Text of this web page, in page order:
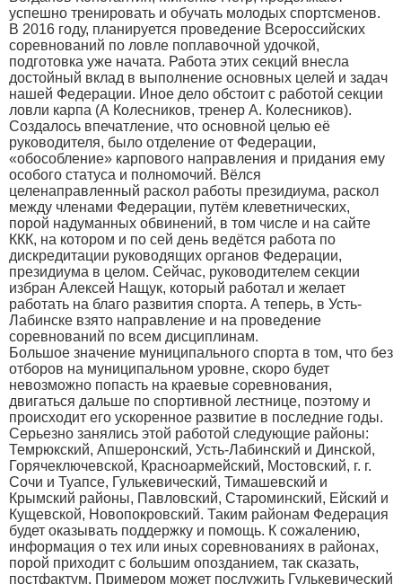
успешно тренировать и обучать молодых спортсменов.
В 2016 году, планируется проведение Всероссийских
соревнований по ловле поплавочной удочкой,
подготовка уже начата. Работа этих секций внесла
достойный вклад в выполнение основных целей и задач
нашей Федерации. Иное дело обстоит с работой секции
ловли карпа (А Колесников, тренер А. Колесников).
Создалось впечатление, что основной целью её
руководителя, было отделение от Федерации,
«обособление» карпового направления и придания ему
особого статуса и полномочий. Вёлся
целенаправленный раскол работы президиума, раскол
между членами Федерации, путём клеветнических,
порой надуманных обвинений, в том числе и на сайте
ККК, на котором и по сей день ведётся работа по
дискредитации руководящих органов Федерации,
президиума в целом. Сейчас, руководителем секции
избран Алексей Нащук, который работал и желает
работать на благо развития спорта. А теперь, в Усть-
Лабинске взято направление и на проведение
соревнований по всем дисциплинам.
Большое значение муниципального спорта в том, что без
отборов на муниципальном уровне, скоро будет
невозможно попасть на краевые соревнования,
двигаться дальше по спортивной лестнице, поэтому и
происходит его ускоренное развитие в последние годы.
Серьезно занялись этой работой следующие районы:
Темрюкский, Апшеронский, Усть-Лабинский и Динской,
Горячеключевской, Красноармейский, Мостовский, г. г.
Сочи и Туапсе, Гулькевический, Тимашевский и
Крымский районы, Павловский, Староминский, Ейский и
Кущевской, Новопокровский. Таким районам Федерация
будет оказывать поддержку и помощь. К сожалению,
информация о тех или иных соревнованиях в районах,
порой приходит с большим опозданием, так сказать,
постфактум. Примером может послужить Гулькевический